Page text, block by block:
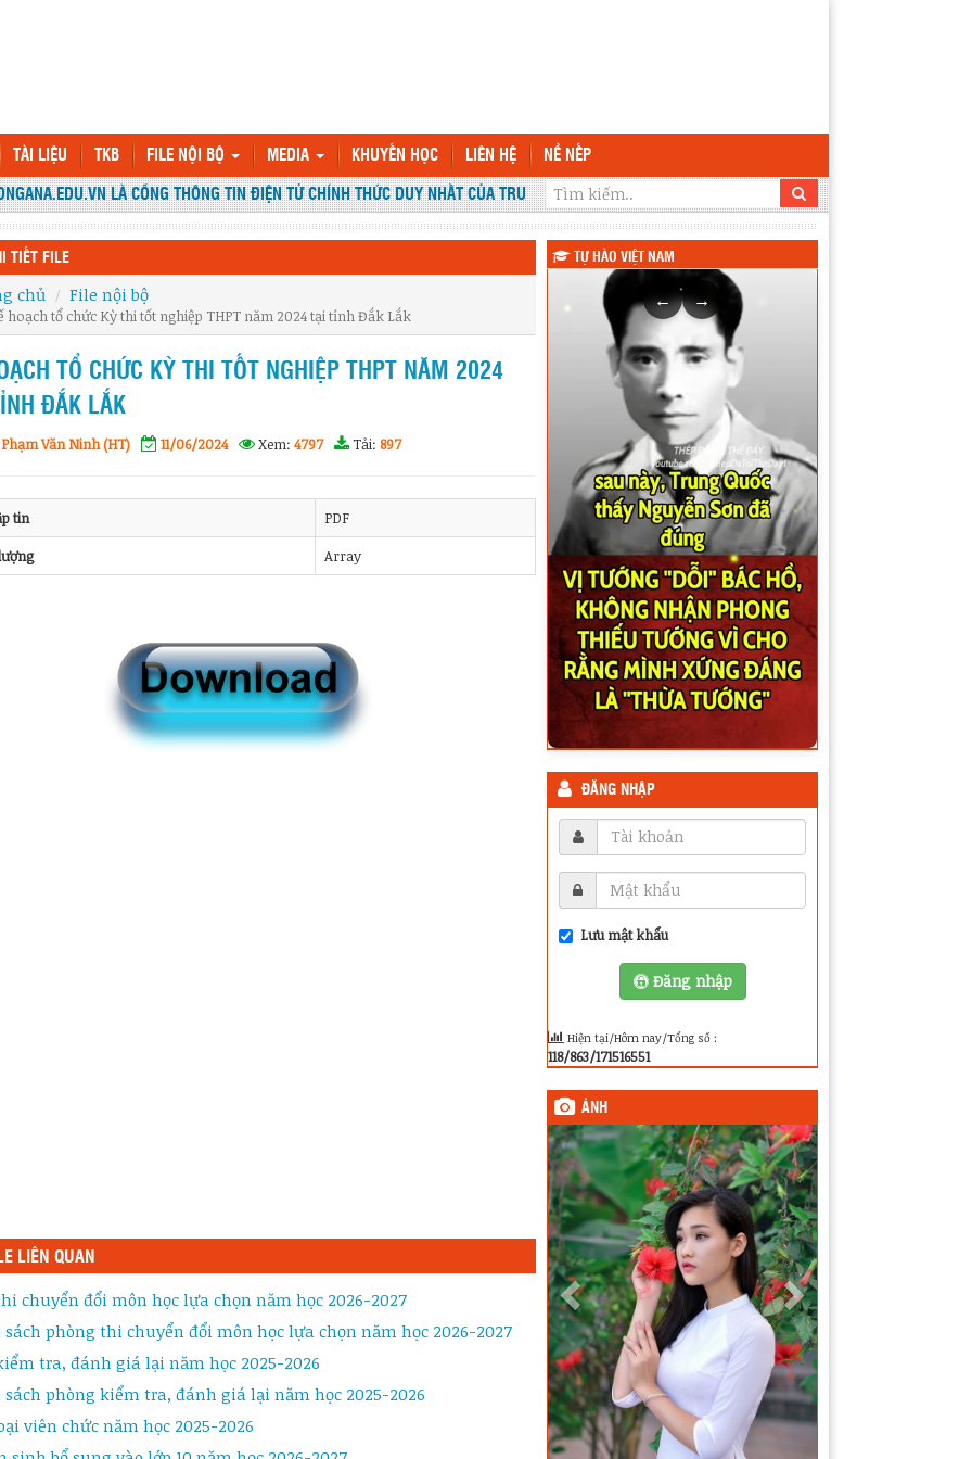
TÀI LIỆU TKB FILE NỘI BỘ MEDIA KHUYẾN HỌC LIÊN HỆ NỀ NẾP
LÀ CỔNG THÔNG TIN ĐIỆN TỬ CHÍNH THỨC DUY NHẤT CỦA TRƯỜNG THPT KRÔNG ANA
TIẾT FILE
chủ File nội bộ
hoạch tổ chức Kỳ thi tốt nghiệp THPT năm 2024 tại tỉnh Đắk Lắk
TỔ CHỨC KỲ THI TỐT NGHIỆP THPT NĂM 2024
ĐẮK LẮK
Văn Ninh (HT) 11/06/2024 Xem: 4797 Tải: 897
tin
PDF
Array
LIÊN QUAN
chuyển đổi môn học lựa chọn năm học 2026-2027
sách phòng thi chuyển đổi môn học lựa chọn năm học 2026-2027
tra, đánh giá lại năm học 2025-2026
sách phòng kiểm tra, đánh giá lại năm học 2025-2026
viên chức năm học 2025-2026
TỰ HÀO VIỆT NAM
← →
ĐĂNG NHẬP
Lưu mật khẩu
Đăng nhập
Hiện tại/Hôm nay/Tổng số :
118/863/171516551
ẢNH